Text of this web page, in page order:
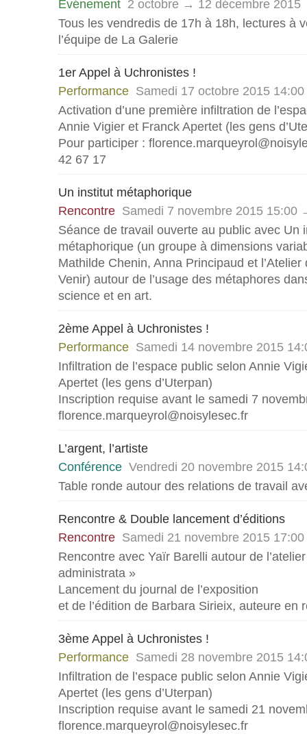
Evénement 2 octobre → 12 décembre 2015
Tous les vendredis de 17h à 18h, lectures à
l’équipe de La Galerie
1er Appel à Uchronistes !
Performance Samedi 17 octobre 2015
Activation d’une première infiltration de
Annie Vigier et Franck Apertet (les gens
Pour participer :
42 67 17
Un institut métaphorique
Rencontre Samedi 7 novembre 2015 15:00
Séance de travail ouverte au public avec Un
métaphorique (un groupe à dimensions
Mathilde Chenin, Anna Principaud et l’Atelier
Venir) autour de l’usage des métaphores
science et en art.
2ème Appel à Uchronistes !
Performance Samedi 14 novembre 2015
Infiltration de l’espace public selon Annie
Apertet (les gens d’Uterpan)
Inscription requise avant le samedi 7
florence.marqueyrol@noisylesec.fr
L’argent, l’artiste
Conférence Vendredi 20 novembre 2015
Table ronde autour des relations de travail
Rencontre & Double lancement d’éditions
Rencontre Samedi 21 novembre 2015
Rencontre avec Yaïr Barelli autour de
administrata »
Lancement du journal de l’exposition
et de l’édition de Barbara Sirieix, auteure en
3ème Appel à Uchronistes !
Performance Samedi 28 novembre 2015
Infiltration de l’espace public selon Annie
Apertet (les gens d’Uterpan)
Inscription requise avant le samedi 21
florence.marqueyrol@noisylesec.fr